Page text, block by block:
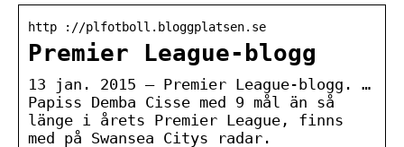
http ://plfotboll.bloggplatsen.se
Premier League-blogg
13 jan. 2015 — Premier League-blogg. …
Papiss Demba Cisse med 9 mål än så
länge i årets Premier League, finns
med på Swansea Citys radar.